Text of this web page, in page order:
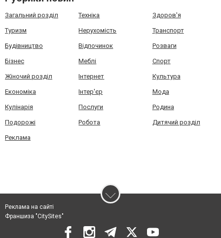
Загальний розділ Техніка Здоров'я
Туризм Нерухомість Транспорт
Будівництво Відпочинок Розваги
Бізнес Меблі Спорт
Жіночий розділ Інтернет Культура
Економіка Інтер'єр Мода
Кулінарія Послуги Родина
Подорожі Робота Дитячий розділ
Реклама
Реклама на сайті
Франшиза "CitySites"